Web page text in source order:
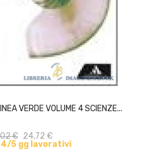
VERDE VOLUME 4 SCIENZE...
€ 24,72 €
4/5 gg lavorativi
ACQUISTA